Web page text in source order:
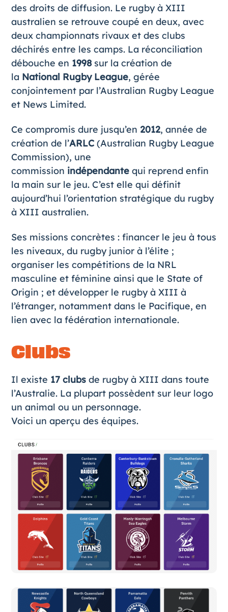
des droits de diffusion. Le rugby à XIII
australien se retrouve coupé en deux, avec
deux championnats rivaux et des clubs
déchirés entre les camps. La réconciliation
débouche en 1998sur la création de
la National Rugby League, gérée
conjointement par l’Australian Rugby League
et News Limited.
Ce compromis dure jusqu’en 2012, année de
création de l’ARLC(Australian Rugby League
Commission), une
commission indépendantequi reprend enfin
la main sur le jeu. C’est elle qui définit
aujourd’hui l’orientation stratégique du rugby
à XIII australien.
Ses missions concrètes : financer le jeu à tous
les niveaux, du rugby junior à l’élite ;
organiser les compétitions de la NRL
masculine et féminine ainsi que le State of
Origin ; et développer le rugby à XIII à
l’étranger, notamment dans le Pacifique, en
lien avec la fédération internationale.
Clubs
Il existe 17 clubs de rugby à XIII dans toute
l’Australie. La plupart possèdent sur leur logo
un animal ou un personnage.
Voici un aperçu des équipes.